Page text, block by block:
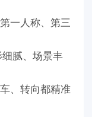
一人称、第三
腻、场景丰
、转向都精准